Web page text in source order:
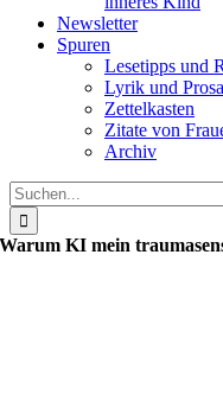
Newsletter
Spuren
Lesetipps und
Lyrik und
Zettelkasten
Zitate von
Archiv
Suche
nach:
Warum KI mein